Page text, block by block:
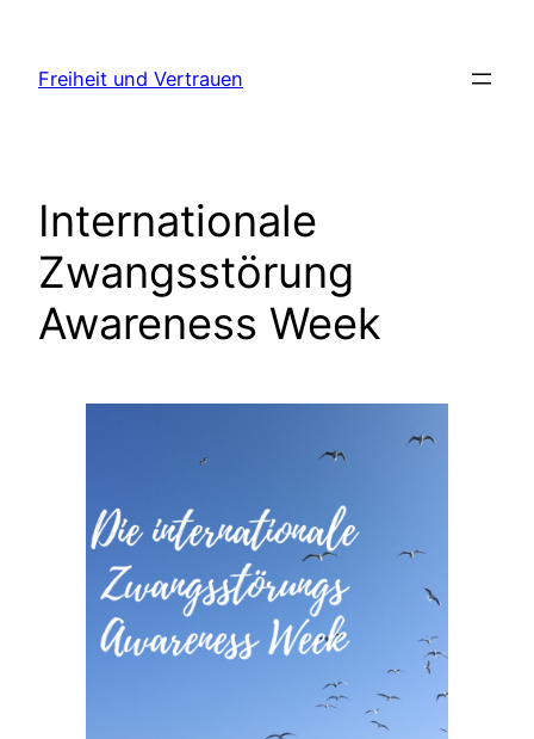
springen
Freiheit und Vertrauen
Internationale
Zwangsstörung
Awareness Week